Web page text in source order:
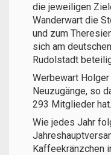
die jeweiligen
Wanderwart die
und zum
sich am
Rudolstadt
Werbewart
Neuzugänge, so
293 Mitglieder hat.
Wie jedes Jahr
Kaffeekränzchen